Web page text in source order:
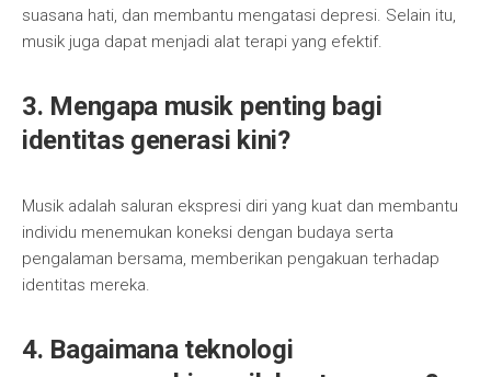
suasana hati, dan membantu mengatasi depresi. Selain itu,
musik juga dapat menjadi alat terapi yang efektif.
3. Mengapa musik penting bagi
identitas generasi kini?
Musik adalah saluran ekspresi diri yang kuat dan membantu
individu menemukan koneksi dengan budaya serta
pengalaman bersama, memberikan pengakuan terhadap
identitas mereka.
4. Bagaimana teknologi